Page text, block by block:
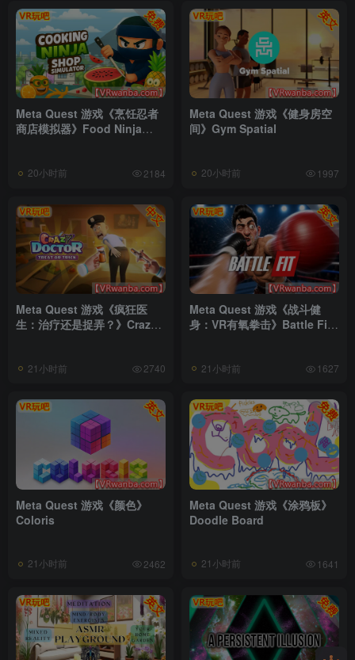
Meta Quest 游戏《烹饪忍者
商店模拟器》Food Ninja
20小时前 2184
Meta Quest 游戏《健身房空
间》Gym Spatial
20小时前 1997
Meta Quest 游戏《疯狂医
生：治疗还是捉弄？》Crazy
21小时前 2740
Meta Quest 游戏《战斗健
身：VR有氧拳击》Battle Fit:
21小时前 1627
Meta Quest 游戏《颜色》
Coloris
21小时前 2462
Meta Quest 游戏《涂鸦板》
Doodle Board
21小时前 1641